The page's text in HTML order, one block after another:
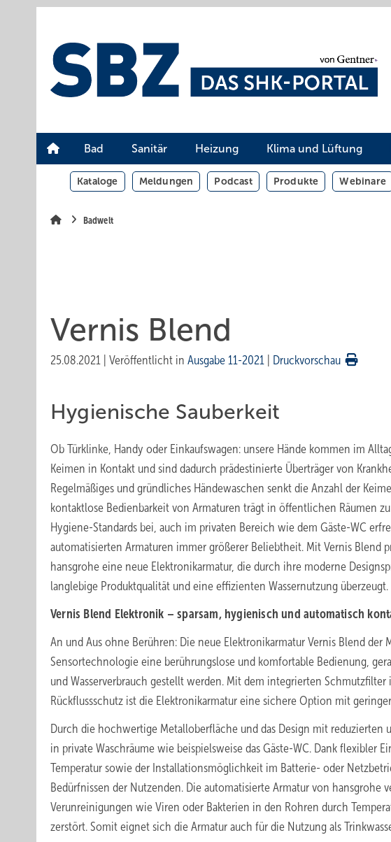
Bad Sanitär Heizung Klima und Lüftung
Kataloge Meldungen Podcast Produkte Webinare
Badwelt
Vernis Blend
25.08.2021 Veröffentlicht in Ausgabe 11-2021 Druckvorschau
Hygienische Sauberkeit
Ob Türklinke, Handy oder Einkaufswagen: unsere Hände kommen im
Keimen in Kontakt und sind dadurch prädestinierte Überträger von
Regelmäßiges und gründliches Händewaschen senkt die Anzahl der
kontaktlose Bedienbarkeit von Armaturen trägt in öffentlichen Räumen
Hygiene-Standards bei, auch im privaten Bereich wie dem Gäste-WC
automatisierten Armaturen immer größerer Beliebtheit. Mit Vernis Blend
hansgrohe eine neue Elektronikarmatur, die durch ihre moderne
langlebige Produktqualität und eine effizienten Wassernutzung überzeugt.
Vernis Blend Elektronik – sparsam, hygienisch und automatisch
An und Aus ohne Berühren: Die neue Elektronikarmatur Vernis Blend
Sensortechnologie eine berührungslose und komfortable Bedienung,
und Wasserverbrauch gestellt werden. Mit dem integrierten
Rückflussschutz ist die Elektronikarmatur eine sichere Option mit
Durch die hochwertige Metalloberfläche und das Design mit
in private Waschräume wie beispielsweise das Gäste-WC. Dank flexibler
Temperatur sowie der Installationsmöglichkeit im Batterie- oder
Bedürfnissen der Nutzenden. Die automatisierte Armatur von
Verunreinigungen wie Viren oder Bakterien in den Rohren durch
zerstört. Somit eignet sich die Armatur auch für die Nutzung als